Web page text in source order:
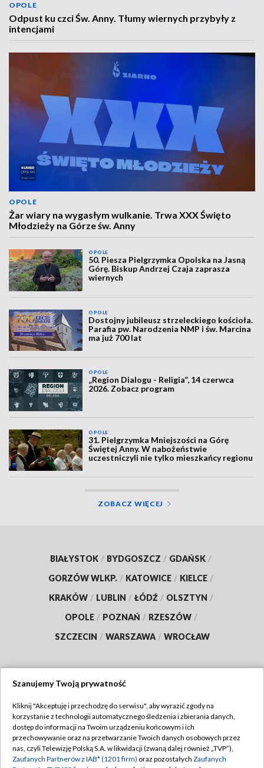
OPOLE
Odpust ku czci Św. Anny. Tłumy wiernych przybyły z
intencjami
OPOLE
Żar wiary na wygasłym wulkanie. Trwa XXX Święto
Młodzieży na Górze św. Anny
OPOLE
50. Piesza Pielgrzymka Opolska na Jasną
Górę. Biskup Andrzej Czaja zaprasza
wiernych
OPOLE
Dostojny jubileusz strzeleckiego kościoła.
Parafia pw. Narodzenia NMP i św. Marcina
ma już 700 lat
OPOLE
„Region Dialogu - Religia”, 14 czerwca
2026. Zobacz program
OPOLE
31. Pielgrzymka Mniejszości na Górę
Świętej Anny. W nabożeństwie
uczestniczyli nie tylko mieszkańcy regionu
ZOBACZ WIĘCEJ
BIAŁYSTOK / BYDGOSZCZ / GDAŃSK /
GORZÓW WLKP. / KATOWICE / KIELCE /
KRAKÓW / LUBLIN / ŁÓDŹ / OLSZTYN /
OPOLE / POZNAŃ / RZESZÓW /
SZCZECIN / WARSZAWA / WROCŁAW
TVP
Abonament TVP
Emisja w TVP
Regulamin TVP
Polityka prywatności
Szanujemy Twoją prywatność
Kliknij "Akceptuję i przechodzę do serwisu", aby wyrazić zgody na
korzystanie z technologii automatycznego śledzenia i zbierania danych,
dostęp do informacji na Twoim urządzeniu końcowym i ich
przechowywanie oraz na przetwarzanie Twoich danych osobowych przez
nas, czyli Telewizję Polską S.A. w likwidacji (zwaną dalej również „TVP”),
Zaufanych Partnerów z IAB* (1201 firm) oraz pozostałych Zaufanych